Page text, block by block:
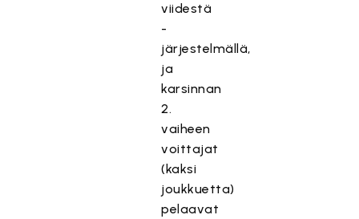
viidestä
-
järjestelmällä,
ja
karsinnan
2.
vaiheen
voittajat
(kaksi
joukkuetta)
pelaavat